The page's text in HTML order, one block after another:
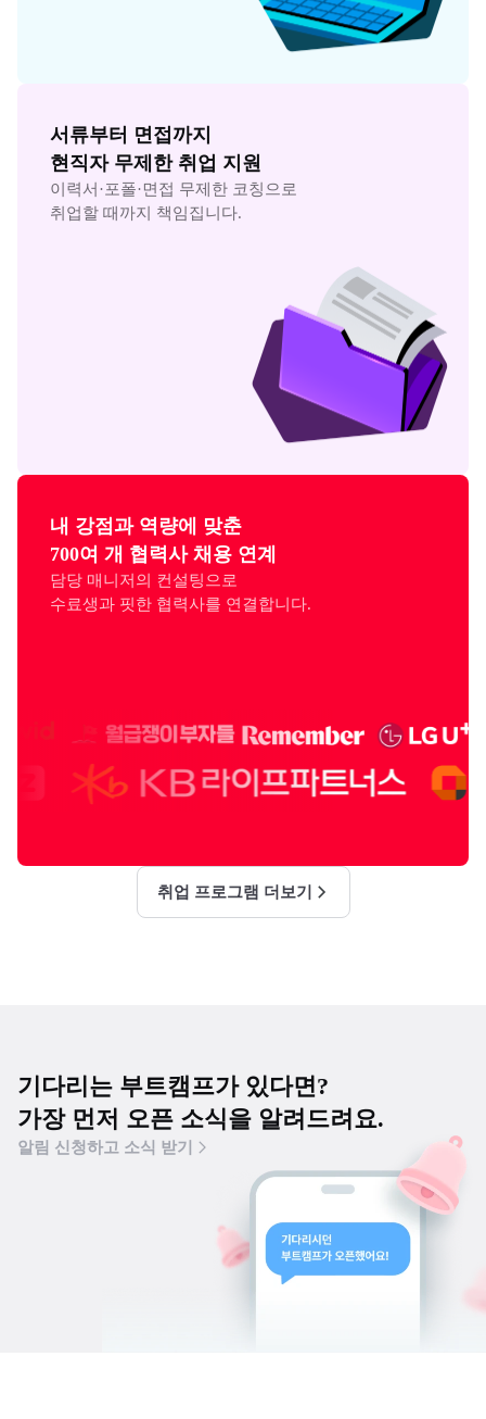
서류부터 면접까지
현직자 무제한 취업 지원
이력서·포폴·면접 무제한 코칭으로
취업할 때까지 책임집니다.
내 강점과 역량에 맞춘
700여 개 협력사 채용 연계
담당 매니저의 컨설팅으로
수료생과 핏한 협력사를 연결합니다.
취업 프로그램 더보기
기다리는 부트캠프가 있다면?
가장 먼저 오픈 소식을 알려드려요.
알림 신청하고 소식 받기